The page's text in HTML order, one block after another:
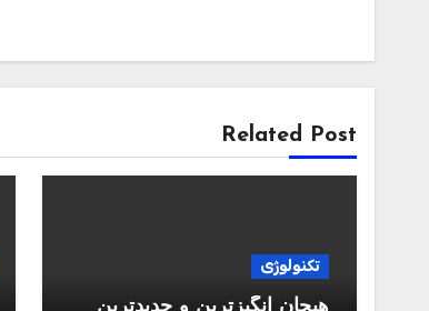
Related Post
تکنولوژی